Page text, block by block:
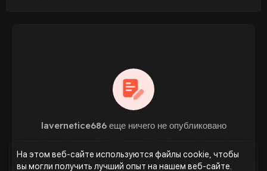
На этом веб-сайте используются файлы cookie, чтобы
вы могли получить лучший опыт на нашем веб-сайте.
lavernetice686 еще ничего не опубликовано